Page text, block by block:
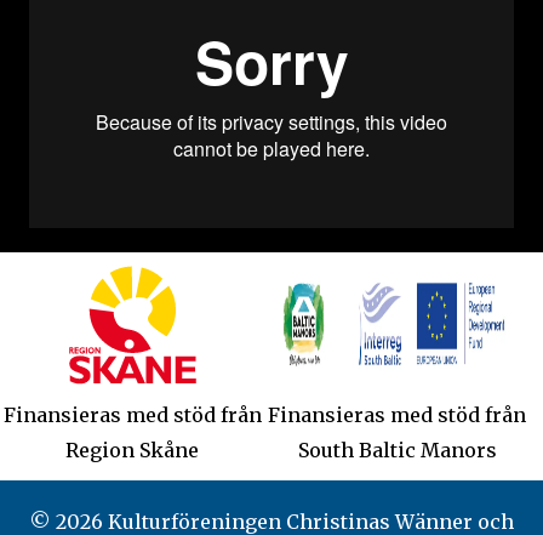
Finansieras med stöd från
Region Skåne
Finansieras med stöd från
South Baltic Manors
© 2026 Kulturföreningen Christinas Wänner och